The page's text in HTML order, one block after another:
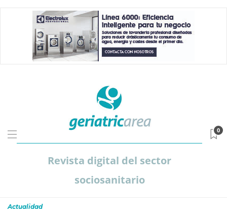
Revista digital del sector
sociosanitario
0
Actualidad